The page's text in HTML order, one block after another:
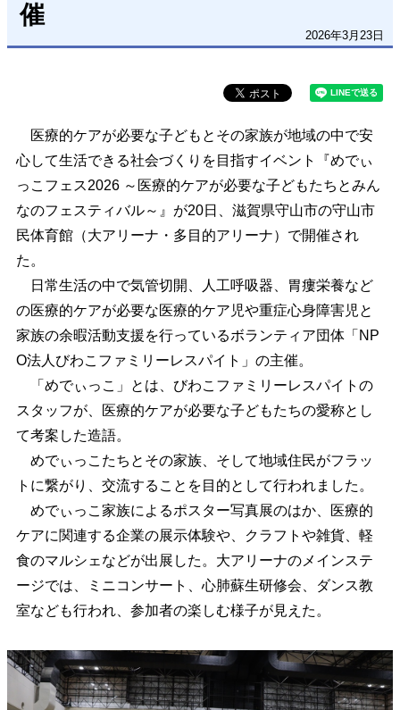
催
2026年3月23日
医療的ケアが必要な子どもとその家族が地域の中で安
心して生活できる社会づくりを目指すイベント『めでぃ
っこフェス2026 ～医療的ケアが必要な子どもたちとみん
なのフェスティバル～』が20日、滋賀県守山市の守山市
民体育館（大アリーナ・多目的アリーナ）で開催され
た。
日常生活の中で気管切開、人工呼吸器、胃瘻栄養など
の医療的ケアが必要な医療的ケア児や重症心身障害児と
家族の余暇活動支援を行っているボランティア団体「NP
O法人びわこファミリーレスパイト」の主催。
「めでぃっこ」とは、びわこファミリーレスパイトの
スタッフが、医療的ケアが必要な子どもたちの愛称とし
て考案した造語。
めでぃっこたちとその家族、そして地域住民がフラッ
トに繋がり、交流することを目的として行われました。
めでぃっこ家族によるポスター写真展のはか、医療的
ケアに関連する企業の展示体験や、クラフトや雑貨、軽
食のマルシェなどが出展した。大アリーナのメインステ
ージでは、ミニコンサート、心肺蘇生研修会、ダンス教
室なども行われ、参加者の楽しむ様子が見えた。